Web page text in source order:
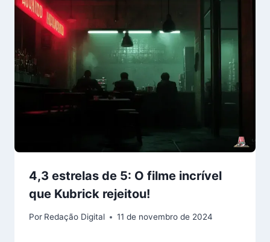
4,3 estrelas de 5: O filme incrível
que Kubrick rejeitou!
Por Redação Digital 11 de novembro de 2024